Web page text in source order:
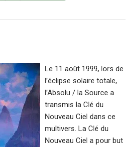
Le 11 août 1999, lors de
l’éclipse solaire totale,
l’Absolu / la Source a
transmis la Clé du
Nouveau Ciel dans ce
multivers. La Clé du
Nouveau Ciel a pour but